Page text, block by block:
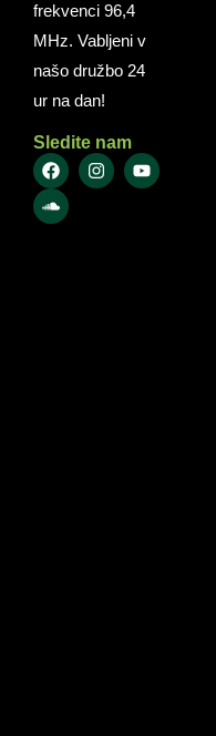
frekvenci 96,4
MHz. Vabljeni v
našo družbo 24
ur na dan!
Sledite nam